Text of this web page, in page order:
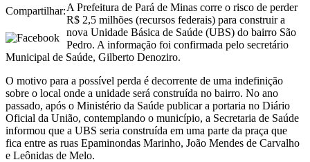
Compartilhar:A Prefeitura de Pará de Minas corre o risco de perder
R$ 2,5 milhões (recursos federais) para construir a
nova Unidade Básica de Saúde (UBS) do bairro São
Pedro. A informação foi confirmada pelo secretário
Municipal de Saúde, Gilberto Denoziro.
O motivo para a possível perda é decorrente de uma indefinição
sobre o local onde a unidade será construída no bairro. No ano
passado, após o Ministério da Saúde publicar a portaria no Diário
Oficial da União, contemplando o município, a Secretaria de Saúde
informou que a UBS seria construída em uma parte da praça que
fica entre as ruas Epaminondas Marinho, João Mendes de Carvalho
e Leônidas de Melo.